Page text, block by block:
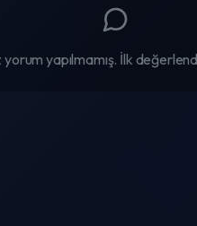
yorum yapılmamış. İlk